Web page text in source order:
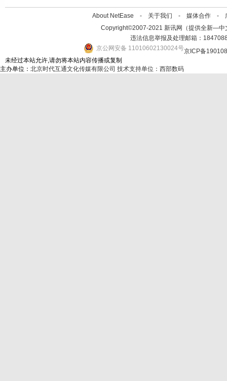
About NetEase - 关于我们 - 媒体合作 -
Copyright©2007-2021 新讯网（提供全新—中
违法信息举报及处理邮箱：
京公网安备 11010602130024号京ICP备
未经过本站允许,请勿将本站内容传播或复制
主办单位： 北京时代互通文化传媒有限公司 技术支持单位：西部数码